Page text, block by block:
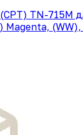
TN-715M
Magenta,